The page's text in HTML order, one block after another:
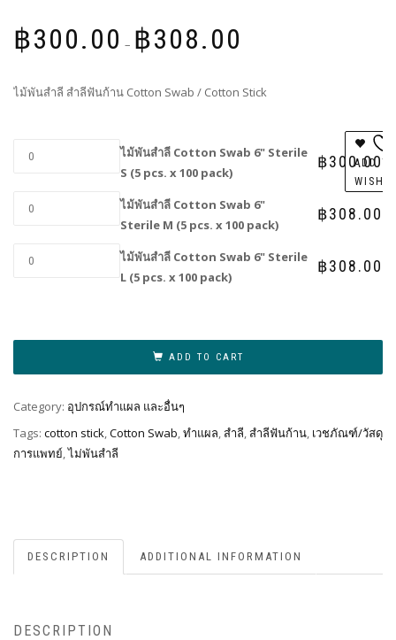
฿300.00 – ฿308.00
through
ไม้พันสำลี สำลีฟันก้าน Cotton Swab / Cotton Stick
ไม้พันสำลี Cotton Swab 6" Sterile
S (5 pcs. x 100 pack)
฿300.00
ไม้พันสำลี Cotton Swab 6"
Sterile M (5 pcs. x 100 pack)
฿308.00
ไม้พันสำลี Cotton Swab 6" Sterile
L (5 pcs. x 100 pack)
฿308.00
ADD TO CART
ADD
Category: อุปกรณ์ทำแผล และอื่นๆ
Tags: cotton stick,Cotton Swab,ทำแผล, สำลี, สำลีฟันก้าน, เวชภัณฑ์/วัสดุ
การแพทย์,ไม่พันสำลี
DESCRIPTION ADDITIONAL INFORMATION
DESCRIPTION